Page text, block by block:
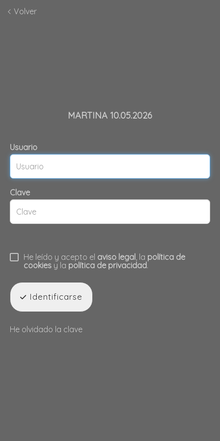
Volver
MARTINA 10.05.2026
Usuario
Clave
He leído y acepto el aviso legal , la política de
cookies y la política de privacidad.
Identificarse
He olvidado la clave